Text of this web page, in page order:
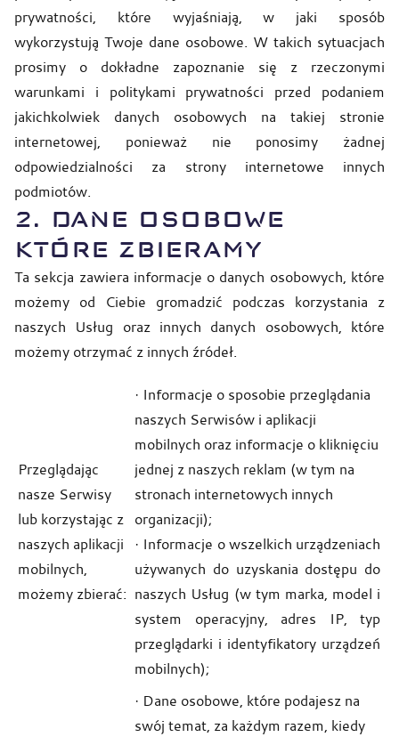
prywatności, które wyjaśniają, w jaki sposób
wykorzystują Twoje dane osobowe. W takich sytuacjach
prosimy o dokładne zapoznanie się z rzeczonymi
warunkami i politykami prywatności przed podaniem
jakichkolwiek danych osobowych na takiej stronie
internetowej, ponieważ nie ponosimy żadnej
odpowiedzialności za strony internetowe innych
podmiotów.
2. DANE OSOBOWE
KTÓRE ZBIERAMY
Ta sekcja zawiera informacje o danych osobowych, które
możemy od Ciebie gromadzić podczas korzystania z
naszych Usług oraz innych danych osobowych, które
możemy otrzymać z innych źródeł.
Przeglądając
nasze Serwisy
lub korzystając z
naszych aplikacji
mobilnych,
możemy zbierać:
· Informacje o sposobie przeglądania
naszych Serwisów i aplikacji
mobilnych oraz informacje o kliknięciu
jednej z naszych reklam (w tym na
stronach internetowych innych
organizacji);
· Informacje o wszelkich urządzeniach
używanych do uzyskania dostępu do
naszych Usług (w tym marka, model i
system operacyjny, adres IP, typ
przeglądarki i identyfikatory urządzeń
mobilnych);
· Dane osobowe, które podajesz na
swój temat, za każdym razem, kiedy